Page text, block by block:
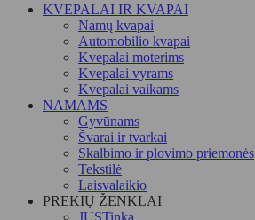
KVEPALAI IR KVAPAI
Namų kvapai
Automobilio kvapai
Kvepalai moterims
Kvepalai vyrams
Kvepalai vaikams
NAMAMS
Gyvūnams
Švarai ir tvarkai
Skalbimo ir plovimo priemonės
Tekstilė
Laisvalaikio
PREKIŲ ŽENKLAI
JUSTinka